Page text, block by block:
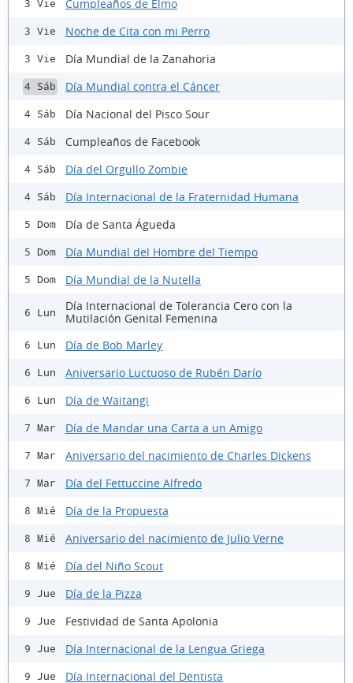
3 Vie Cumpleaños de Elmo
3 Vie Noche de Cita con mi Perro
3 Vie Día Mundial de la Zanahoria
4 Sáb Día Mundial contra el Cáncer
4 Sáb Día Nacional del Pisco Sour
4 Sáb Cumpleaños de Facebook
4 Sáb Día del Orgullo Zombie
4 Sáb Día Internacional de la Fraternidad Humana
5 Dom Día de Santa Águeda
5 Dom Día Mundial del Hombre del Tiempo
5 Dom Día Mundial de la Nutella
6 Lun
Día Internacional de Tolerancia Cero con la
Mutilación Genital Femenina
6 Lun Día de Bob Marley
6 Lun Aniversario Luctuoso de Rubén Darío
6 Lun Día de Waitangi
7 Mar Día de Mandar una Carta a un Amigo
7 Mar Aniversario del nacimiento de Charles Dickens
7 Mar Día del Fettuccine Alfredo
8 Mié Día de la Propuesta
8 Mié Aniversario del nacimiento de Julio Verne
8 Mié Día del Niño Scout
9 Jue Día de la Pizza
9 Jue Festividad de Santa Apolonia
9 Jue Día Internacional de la Lengua Griega
9 Jue Día Internacional del Dentista